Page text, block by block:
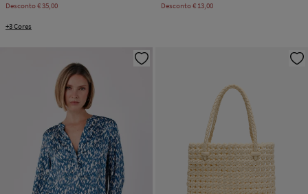
Desconto€ 35,00
+3 Cores
Desconto€ 13,00